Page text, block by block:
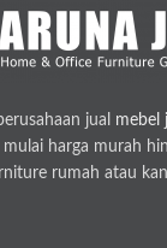
jual mebel
harga murah
rumah atau